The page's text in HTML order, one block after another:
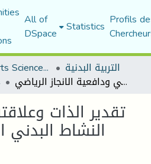
All of
DSpace Statistics Profils
Institute of Sports Sciences and Techniques التربية البدنية
تقدير الذات وعلاقته بالاتجاهات نحو النشاط البدني الرياضي ودافعية الانجاز الرياضي
تقدير الذات
النشاط البدني